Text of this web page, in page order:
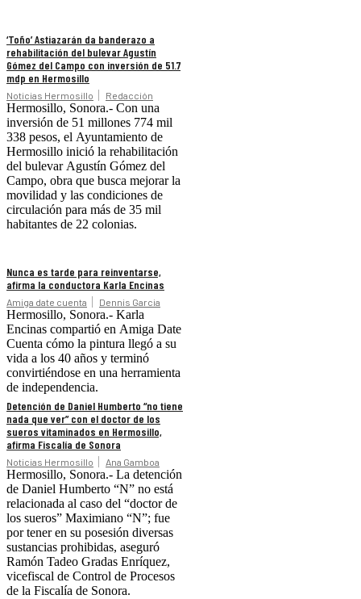
‘Toño’ Astiazarán da banderazo a
rehabilitación del bulevar Agustín
Gómez del Campo con inversión de 51.7
mdp en Hermosillo
Noticias Hermosillo Redacción
Hermosillo, Sonora.- Con una
inversión de 51 millones 774 mil
338 pesos, el Ayuntamiento de
Hermosillo inició la rehabilitación
del bulevar Agustín Gómez del
Campo, obra que busca mejorar la
movilidad y las condiciones de
circulación para más de 35 mil
habitantes de 22 colonias.
Nunca es tarde para reinventarse,
afirma la conductora Karla Encinas
Amiga date cuenta Dennis Garcia
Hermosillo, Sonora.- Karla
Encinas compartió en Amiga Date
Cuenta cómo la pintura llegó a su
vida a los 40 años y terminó
convirtiéndose en una herramienta
de independencia.
Detención de Daniel Humberto “no tiene
nada que ver” con el doctor de los
sueros vitaminados en Hermosillo,
afirma Fiscalía de Sonora
Noticias Hermosillo Ana Gamboa
Hermosillo, Sonora.- La detención
de Daniel Humberto “N” no está
relacionada al caso del “doctor de
los sueros” Maximiano “N”; fue
por tener en su posesión diversas
sustancias prohibidas, aseguró
Ramón Tadeo Gradas Enríquez,
vicefiscal de Control de Procesos
de la Fiscalía de Sonora.